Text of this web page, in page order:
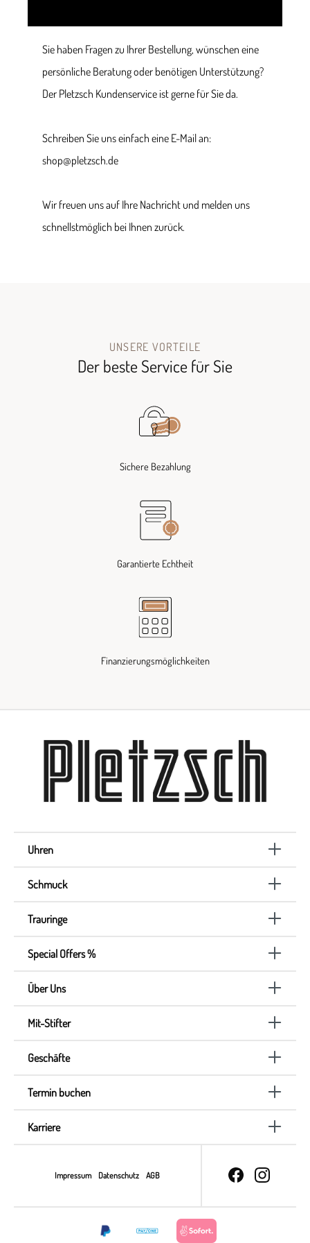
Sie haben Fragen zu Ihrer Bestellung, wünschen eine
persönliche Beratung oder benötigen Unterstützung?
Der Pletzsch Kundenservice ist gerne für Sie da.
Schreiben Sie uns einfach eine E-Mail an:
shop@pletzsch.de
Wir freuen uns auf Ihre Nachricht und melden uns
schnellstmöglich bei Ihnen zurück.
UNSERE VORTEILE
Der beste Service für Sie
Sichere Bezahlung
Garantierte Echtheit
Finanzierungsmöglichkeiten
Uhren
Schmuck
Trauringe
Special Offers %
Über Uns
Mit-Stifter
Geschäfte
Termin buchen
Karriere
Impressum Datenschutz AGB